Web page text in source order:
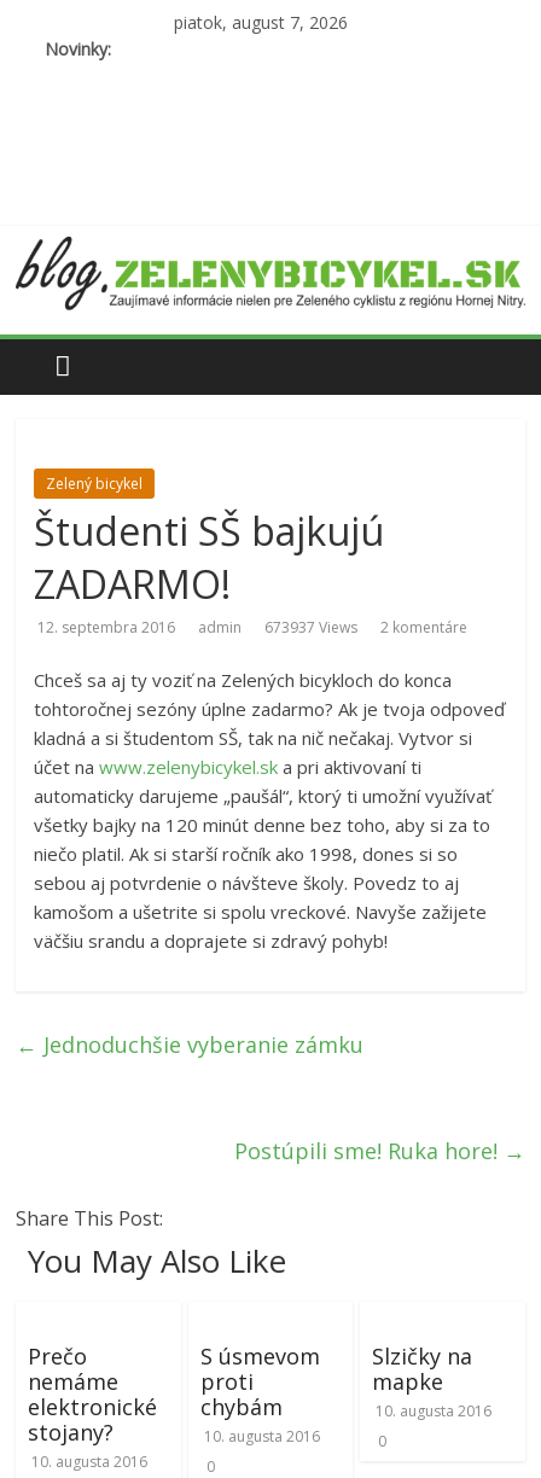
piatok, august 7, 2026
Novinky:
Zelený bicykel
Študenti SŠ bajkujú
ZADARMO!
12. septembra 2016 admin 673937 Views 2 komentáre
Chceš sa aj ty voziť na Zelených bicykloch do konca
tohtoročnej sezóny úplne zadarmo? Ak je tvoja odpoveď
kladná a si študentom SŠ, tak na nič nečakaj. Vytvor si
účet nawww.zelenybicykel.sk a pri aktivovaní ti
automaticky darujeme „paušál“, ktorý ti umožní využívať
všetky bajky na 120 minút denne bez toho, aby si za to
niečo platil. Ak si starší ročník ako 1998, dones si so
sebou aj potvrdenie o návšteve školy. Povedz to aj
kamošom a ušetrite si spolu vreckové. Navyše zažijete
väčšiu srandu a doprajete si zdravý pohyb!
← Jednoduchšie vyberanie zámku
Postúpili sme! Ruka hore! →
Share This Post:
You May Also Like
Prečo
nemáme
elektronické
stojany?
10. augusta 2016
S úsmevom
proti
chybám
10. augusta 2016
0
Slzičky na
mapke
10. augusta 2016
0